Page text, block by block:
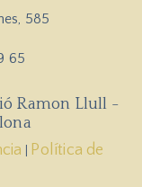
585
65
Ramon Llull -
Política de